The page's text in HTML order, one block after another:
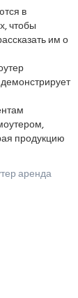
в
чтобы
им о
продукцию
аренда